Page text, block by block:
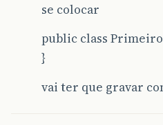
se colocar
public class
}
vai ter que gravar